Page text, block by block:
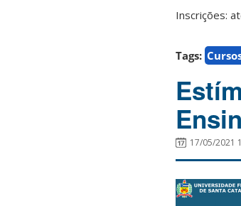
Inscrições:
Tags:
17/05/2021